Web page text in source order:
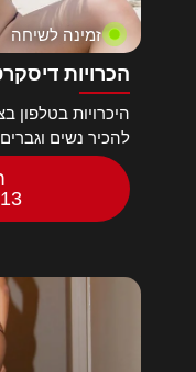
זמינה לשיחה
הכרויות
היכרויות בטלפון
להכיר נשים